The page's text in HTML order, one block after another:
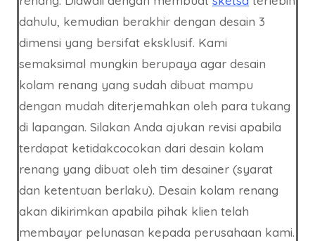
dahulu, kemudian berakhir dengan desain 3
dimensi yang bersifat eksklusif. Kami
semaksimal mungkin berupaya agar desain
kolam renang yang sudah dibuat mampu
dengan mudah diterjemahkan oleh para tukang
di lapangan. Silakan Anda ajukan revisi apabila
terdapat ketidakcocokan dari desain kolam
renang yang dibuat oleh tim desainer (syarat
dan ketentuan berlaku). Desain kolam renang
akan dikirimkan apabila pihak klien telah
membayar pelunasan kepada perusahaan kami.